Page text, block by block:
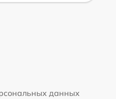
данных